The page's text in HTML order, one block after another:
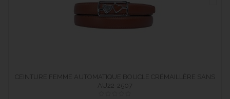
CEINTURE FEMME AUTOMATIQUE BOUCLE CRÉMAILLÈRE SANS
TROUS...
AU22-2507